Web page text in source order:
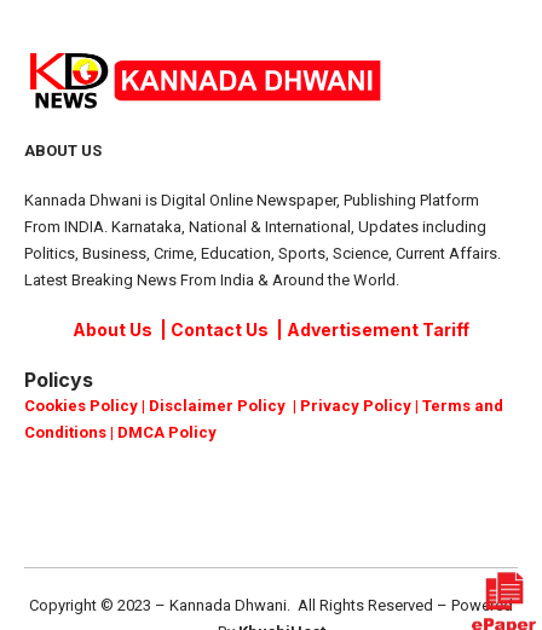
ABOUT US
Kannada Dhwani is Digital Online Newspaper, Publishing Platform
From INDIA. Karnataka, National & International, Updates including
Politics, Business, Crime, Education, Sports, Science, Current Affairs.
Latest Breaking News From India & Around the World.
About Us Contact Us Advertisement Tariff
Policys
Cookies Policy | Disclaimer Policy | Privacy Policy | Terms and
Conditions | DMCA Policy
Copyright © 2023 – Kannada Dhwani. All Rights Reserved – Powered